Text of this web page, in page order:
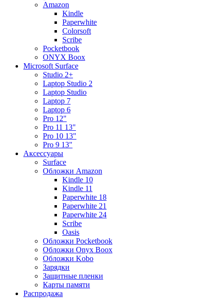
Amazon
Kindle
Paperwhite
Colorsoft
Scribe
Pocketbook
ONYX Boox
Microsoft Surface
Studio 2+
Laptop Studio 2
Laptop Studio
Laptop 7
Laptop 6
Pro 12"
Pro 11 13"
Pro 10 13"
Pro 9 13"
Аксессуары
Surface
Обложки Amazon
Kindle 10
Kindle 11
Paperwhite 18
Paperwhite 21
Paperwhite 24
Scribe
Oasis
Обложки Pocketbook
Обложки Onyx Boox
Обложки Kobo
Зарядки
Защитные пленки
Карты памяти
Распродажа